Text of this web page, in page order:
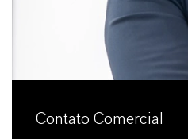
Contato Comercial